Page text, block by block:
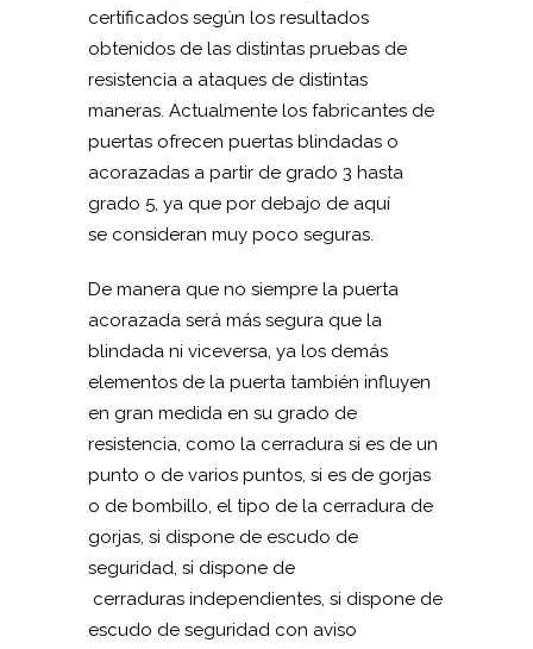
certificados según los resultados
obtenidos de las distintas pruebas de
resistencia a ataques de distintas
maneras. Actualmente los fabricantes de
puertas ofrecen puertas blindadas o
acorazadas a partir de grado 3 hasta
grado 5, ya que por debajo de aquí
se consideran muy poco seguras.
De manera que no siempre la puerta
acorazada será más segura que la
blindada ni viceversa, ya los demás
elementos de la puerta también influyen
en gran medida en su grado de
resistencia, como la cerradura si es de un
punto o de varios puntos, si es de gorjas
o de bombillo, el tipo de la cerradura de
gorjas, si dispone de escudo de
seguridad, si dispone de
cerraduras independientes, si dispone de
escudo de seguridad con aviso